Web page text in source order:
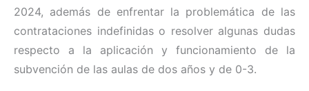
2024, además de enfrentar la problemática de las
contrataciones indefinidas o resolver algunas dudas
respecto a la aplicación y funcionamiento de la
subvención de las aulas de dos años y de 0-3.